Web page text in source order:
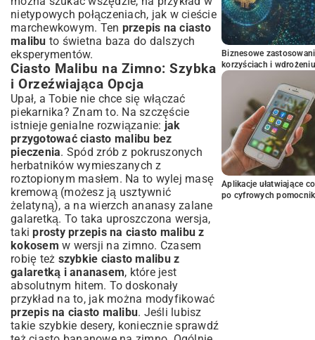
nietypowych połączeniach, jak w cieście
marchewkowym. Ten przepis na ciasto
malibu to świetna baza do dalszych
eksperymentów.
Ciasto Malibu na Zimno: Szybka
i Orzeźwiająca Opcja
Upał, a Tobie nie chce się włączać
piekarnika? Znam to. Na szczęście
istnieje genialne rozwiązanie: jak
przygotować ciasto malibu bez
pieczenia. Spód zrób z pokruszonych
herbatników wymieszanych z
roztopionym masłem. Na to wylej masę
kremową (możesz ją usztywnić
żelatyną), a na wierzch ananasy zalane
galaretką. To taka uproszczona wersja,
takiprosty przepis na ciasto malibu z
kokosem w wersji na zimno. Czasem
robię też szybkie ciasto malibu z
galaretką i ananasem, które jest
absolutnym hitem. To doskonały
przykład na to, jak można modyfikować
przepis na ciasto malibu. Jeśli lubisz
takie szybkie desery, koniecznie sprawdź
Biznesowe
korzyściach i wdrożeniu
Aplikacje ułatwiające
po cyfrowych